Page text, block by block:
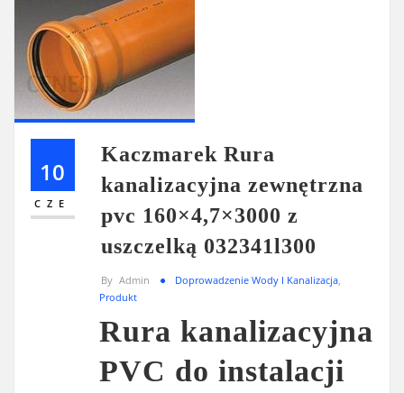
10
CZE
Kaczmarek Rura
kanalizacyjna zewnętrzna
pvc 160×4,7×3000 z
uszczelką 032341l300
By Admin Doprowadzenie Wody I Kanalizacja
Produkt
Rura kanalizacyjna
PVC do instalacji